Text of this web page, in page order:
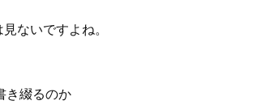
ないですよね。
き綴るのか